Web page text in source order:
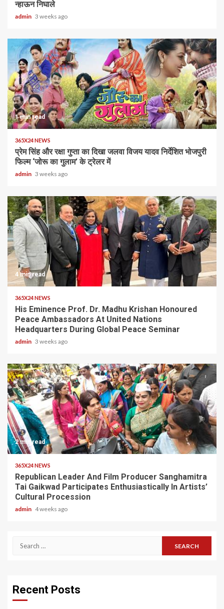
न्हाऊन निघाले
admin 3 weeks ago
1 min read
365X24 NEWS
प्रेम सिंह और रक्षा गुप्ता का दिखा जलवा विजय यादव निर्देशित भोजपुरी
फिल्म ‘जोरू का गुलाम’ के ट्रेलर में
admin 3 weeks ago
4 min read
365X24 NEWS
His Eminence Prof. Dr. Madhu Krishan Honoured
Peace Ambassadors At United Nations
Headquarters During Global Peace Seminar
admin 3 weeks ago
2 min read
365X24 NEWS
Republican Leader And Film Producer Sanghamitra
Tai Gaikwad Participates Enthusiastically In Artists’
Cultural Procession
admin 4 weeks ago
Search
Recent Posts